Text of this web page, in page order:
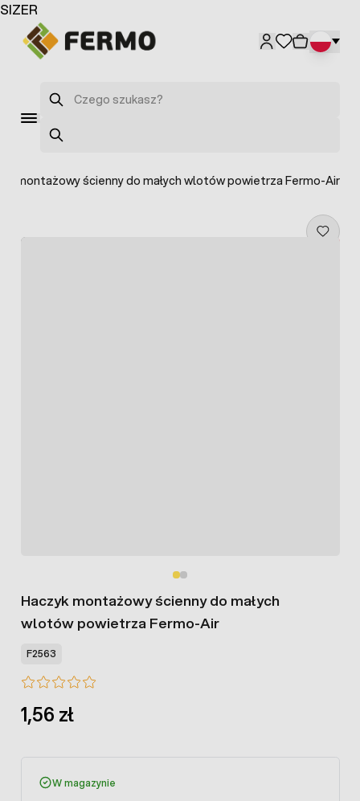
Przejdź do treści
Szukaj
Szukaj
montażowy ścienny do małych wlotów powietrza Fermo-Air
Haczyk montażowy ścienny do małych
wlotów powietrza Fermo-Air
F2563
1,56 zł
W magazynie
SIZER